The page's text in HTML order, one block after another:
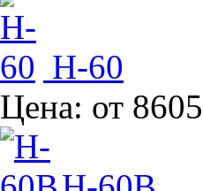
H-60
Цена: от